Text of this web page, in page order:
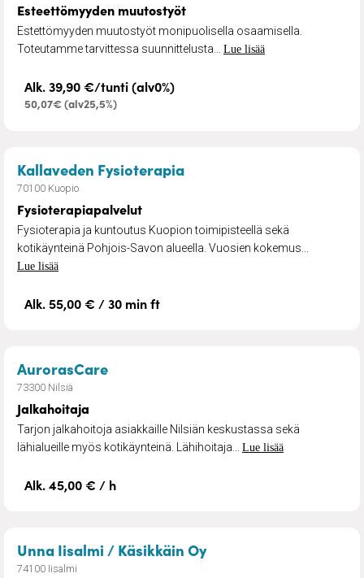
Esteettömyyden muutostyöt
Estettömyyden muutostyöt monipuolisella osaamisella.
Toteutamme tarvittessa suunnittelusta... Lue lisää
Alk. 39,90 €/tunti (alv0%)
50,07€ (alv25,5%)
Kallaveden Fysioterapia– Fysioterapiapalvelut
70100 Kuopio
Fysioterapiapalvelut
Fysioterapia ja kuntoutus Kuopion toimipisteellä sekä
kotikäynteinä Pohjois-Savon alueella. Vuosien kokemus...
Lue lisää
Alk. 55,00 € / 30 min ft
AurorasCare– Jalkahoitaja
73300 Nilsiä
Jalkahoitaja
Tarjon jalkahoitoja asiakkaille Nilsiän keskustassa sekä
lähialueille myös kotikäynteinä. Lähihoitaja... Lue lisää
Alk. 45,00 € / h
Unna Iisalmi / Käsikkäin Oy– Kotihoiva ja
74100 Iisalmi